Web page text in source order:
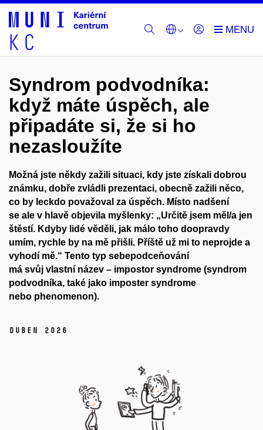
Syndrom podvodníka:
když máte úspěch, ale
připadáte si, že si ho
nezasloužíte
Možná jste někdy zažili situaci, kdy jste získali dobrou
známku, dobře zvládli prezentaci, obecně zažili něco,
co by leckdo považoval za úspěch. Místo nadšení
se ale v hlavě objevila myšlenky: „Určitě jsem měl /a jen
štěstí. Kdyby lidé věděli, jak málo toho doopravdy
umím, rychle by na mě přišli. Příště už mi to neprojde a
vyhodí mě.“ Tento typ sebepodceňování
má svůj vlastní název – impostor syndrome (syndrom
podvodníka, také jako imposter syndrome
nebo phenomenon).
duben 2026